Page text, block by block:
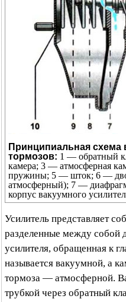
Принципиальная схема
тормозов: 1 — обратный
камера; 3 — атмосферная
пружины; 5 — шток; 6 —
атмосферный); 7 —
корпус вакуумного
Усилитель представляет
разделенные между собой
усилителя, обращенная к
называется вакуумной, а
тормоза — атмосферной.
трубкой через обратный